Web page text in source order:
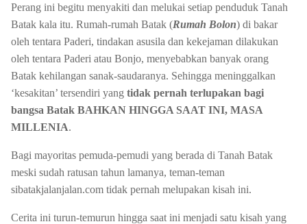
Perang ini begitu menyakiti dan melukai setiap penduduk Tanah
Batak kala itu. Rumah-rumah Batak (Rumah Bolon) di bakar
oleh tentara Paderi, tindakan asusila dan kekejaman dilakukan
oleh tentara Paderi atau Bonjo, menyebabkan banyak orang
Batak kehilangan sanak-saudaranya. Sehingga meninggalkan
‘kesakitan’ tersendiri yang tidak pernah terlupakan bagi
bangsa Batak BAHKAN HINGGA SAAT INI, MASA
MILLENIA.
Bagi mayoritas pemuda-pemudi yang berada di Tanah Batak
meski sudah ratusan tahun lamanya, teman-teman
sibatakjalanjalan.com tidak pernah melupakan kisah ini.
Cerita ini turun-temurun hingga saat ini menjadi satu kisah yang